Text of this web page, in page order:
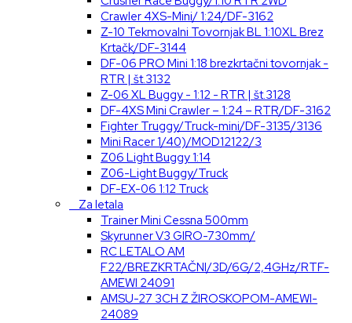
Crawler 4XS-Mini/ 1:24/DF-3162
Z-10 Tekmovalni Tovornjak BL 1:10XL Brez
Krtačk/DF-3144
DF-06 PRO Mini 1:18 brezkrtačni tovornjak -
RTR | št.3132
Z-06 XL Buggy - 1:12 - RTR | št.3128
DF-4XS Mini Crawler – 1:24 – RTR/DF-3162
Fighter Truggy/Truck-mini/DF-3135/3136
Mini Racer 1/40)/MOD12122/3
Z06 Light Buggy 1:14
Z06-Light Buggy/Truck
DF-EX-06 1:12 Truck
Za letala
Trainer Mini Cessna 500mm
Skyrunner V3 GIRO-730mm/
RC LETALO AM
F22/BREZKRTAČNI/3D/6G/2,4GHz/RTF-
AMEWI 24091
AMSU-27 3CH Z ŽIROSKOPOM-AMEWI-
24089